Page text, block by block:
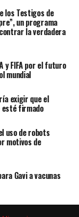
los Testigos de
un programa
la verdadera
y FIFA por el futuro
mundial
exigir que el
esté firmado
uso de robots
motivos de
Gavi a vacunas